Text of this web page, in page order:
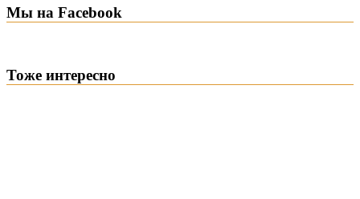
Мы на Facebook
Тоже интересно